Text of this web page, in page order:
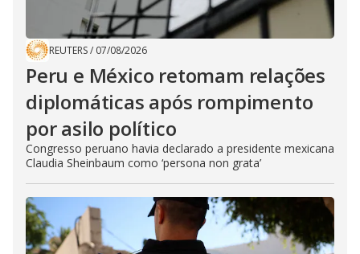
REUTERS/ 07/08/2026
Peru e México retomam relações
diplomáticas após rompimento
por asilo político
Congresso peruano havia declarado a presidente mexicana
Claudia Sheinbaum como ‘persona non grata’